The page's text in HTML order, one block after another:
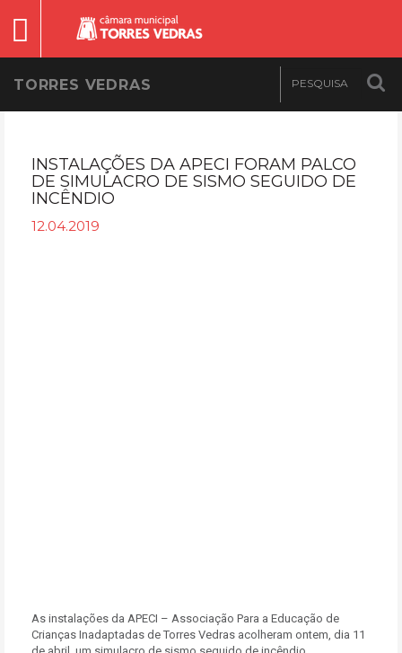
TORRES VEDRAS
INSTALAÇÕES DA APECI FORAM PALCO
DE SIMULACRO DE SISMO SEGUIDO DE
INCÊNDIO
12.04.2019
As instalações da APECI – Associação Para a Educação de
Crianças Inadaptadas de Torres Vedras acolheram ontem, dia 11